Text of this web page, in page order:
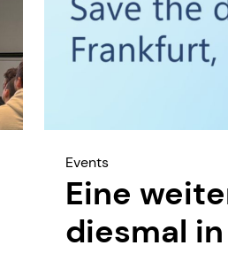
Events
Eine
diesmal